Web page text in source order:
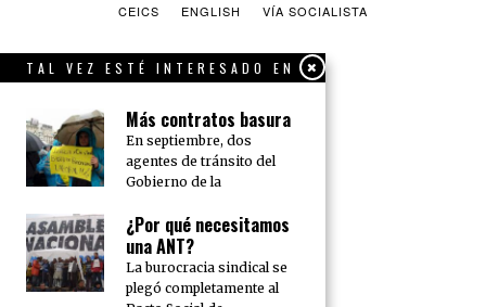
CEICS
ENGLISH VÍA SOCIALISTA
TAL VEZ ESTÉ INTERESADO EN
Más contratos basura
En septiembre, dos
agentes de tránsito del
Gobierno de la
¿Por qué necesitamos
una ANT?
La burocracia sindical se
plegó completamente al